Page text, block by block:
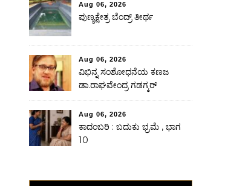
Aug 06, 2026
ಪುಣ್ಯಕ್ಷೇತ್ರ ಬೆಂದ್ರ್ ತೀರ್ಥ
Aug 06, 2026
ವಿಭಿನ್ನ ಸಂಶೋಧನೆಯ ಕಣಜ
ಡಾ.ರಾಘವೇಂದ್ರ ಗಡಗ್ಕರ್
Aug 06, 2026
ಕಾದಂಬರಿ : ಬದುಕು ಭ್ರಮೆ , ಭಾಗ
10